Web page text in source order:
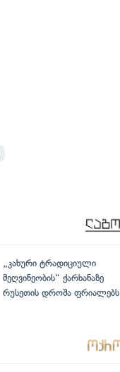
„კახური ტრადიციული
მეღვინეობის“ ქარხანაზე
რუსეთის დროშა ფრიალებს